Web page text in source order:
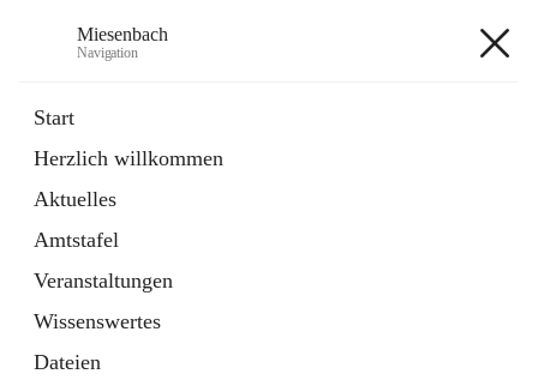
Miesenbach
Navigation
Start
Herzlich willkommen
Aktuelles
Amtstafel
Veranstaltungen
Wissenswertes
Dateien
Externe Webseite
in
Tab
Region Schneebergland
Externe Webseite
öffnet
in
neuem
Tab